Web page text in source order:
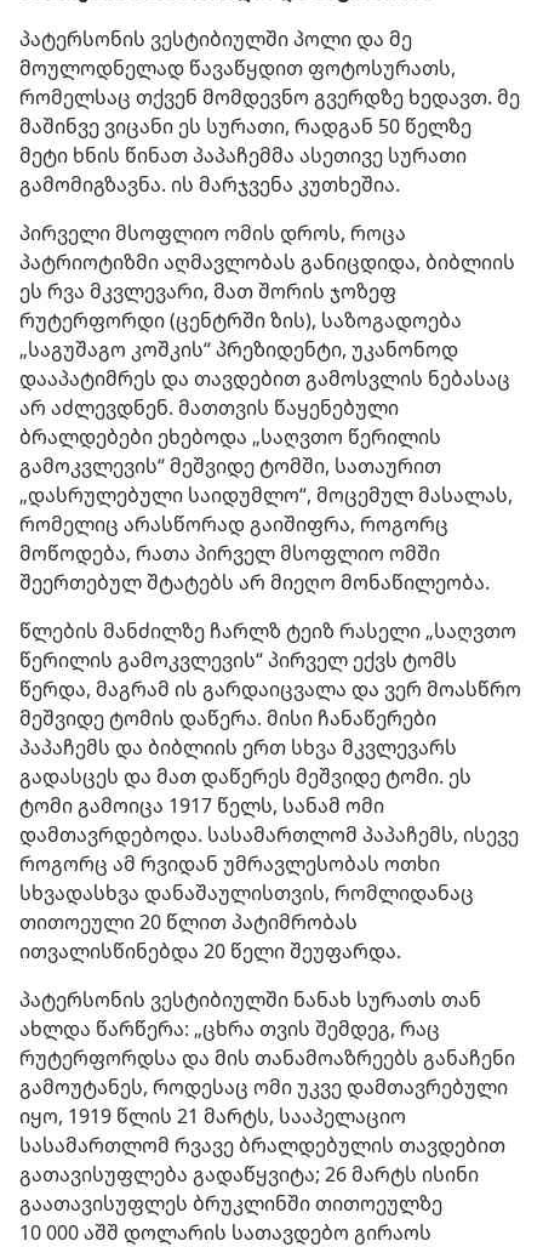
პატერსონის ვესტიბიულში პოლი და მე
მოულოდნელად წავაწყდით ფოტოსურათს,
რომელსაც თქვენ მომდევნო გვერდზე ხედავთ. მე
მაშინვე ვიცანი ეს სურათი, რადგან 50 წელზე
მეტი ხნის წინათ პაპაჩემმა ასეთივე სურათი
გამომიგზავნა. ის მარჯვენა კუთხეშია.
პირველი მსოფლიო ომის დროს, როცა
პატრიოტიზმი აღმავლობას განიცდიდა, ბიბლიის
ეს რვა მკვლევარი, მათ შორის ჯოზეფ
რუტერფორდი (ცენტრში ზის), საზოგადოება
„საგუშაგო კოშკის“ პრეზიდენტი, უკანონოდ
დააპატიმრეს და თავდებით გამოსვლის ნებასაც
არ აძლევდნენ. მათთვის წაყენებული
ბრალდებები ეხებოდა „საღვთო წერილის
გამოკვლევის“ მეშვიდე ტომში, სათაურით
„დასრულებული საიდუმლო“, მოცემულ მასალას,
რომელიც არასწორად გაიშიფრა, როგორც
მოწოდება, რათა პირველ მსოფლიო ომში
შეერთებულ შტატებს არ მიეღო მონაწილეობა.
წლების მანძილზე ჩარლზ ტეიზ რასელი „საღვთო
წერილის გამოკვლევის“ პირველ ექვს ტომს
წერდა, მაგრამ ის გარდაიცვალა და ვერ მოასწრო
მეშვიდე ტომის დაწერა. მისი ჩანაწერები
პაპაჩემს და ბიბლიის ერთ სხვა მკვლევარს
გადასცეს და მათ დაწერეს მეშვიდე ტომი. ეს
ტომი გამოიცა 1917 წელს, სანამ ომი
დამთავრდებოდა. სასამართლომ პაპაჩემს, ისევე
როგორც ამ რვიდან უმრავლესობას ოთხი
სხვადასხვა დანაშაულისთვის, რომლიდანაც
თითოეული 20 წლით პატიმრობას
ითვალისწინებდა 20 წელი შეუფარდა.
პატერსონის ვესტიბიულში ნანახ სურათს თან
ახლდა წარწერა: „ცხრა თვის შემდეგ, რაც
რუტერფორდსა და მის თანამოაზრეებს განაჩენი
გამოუტანეს, როდესაც ომი უკვე დამთავრებული
იყო, 1919 წლის 21 მარტს, სააპელაციო
სასამართლომ რვავე ბრალდებულის თავდებით
გათავისუფლება გადაწყვიტა; 26 მარტს ისინი
გაათავისუფლეს ბრუკლინში თითოეულზე
10 000 აშშ დოლარის სათავდებო გირაოს